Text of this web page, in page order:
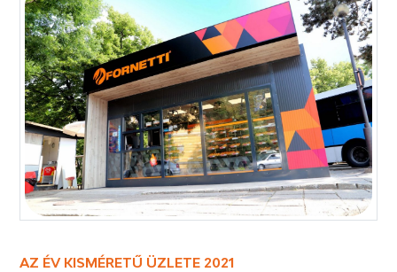
AZ ÉV KISMÉRETŰ ÜZLETE 2021